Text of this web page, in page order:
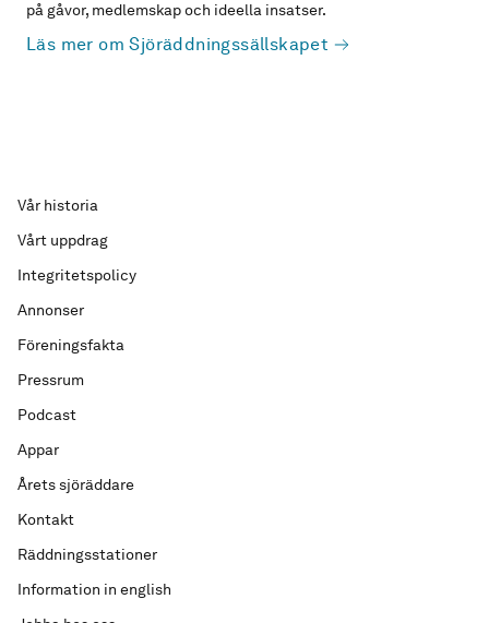
på gåvor, medlemskap och ideella insatser.
Läs mer om Sjöräddningssällskapet
Vår historia
Vårt uppdrag
Integritetspolicy
Annonser
Föreningsfakta
Pressrum
Podcast
Appar
Årets sjöräddare
Kontakt
Räddningsstationer
Information in english